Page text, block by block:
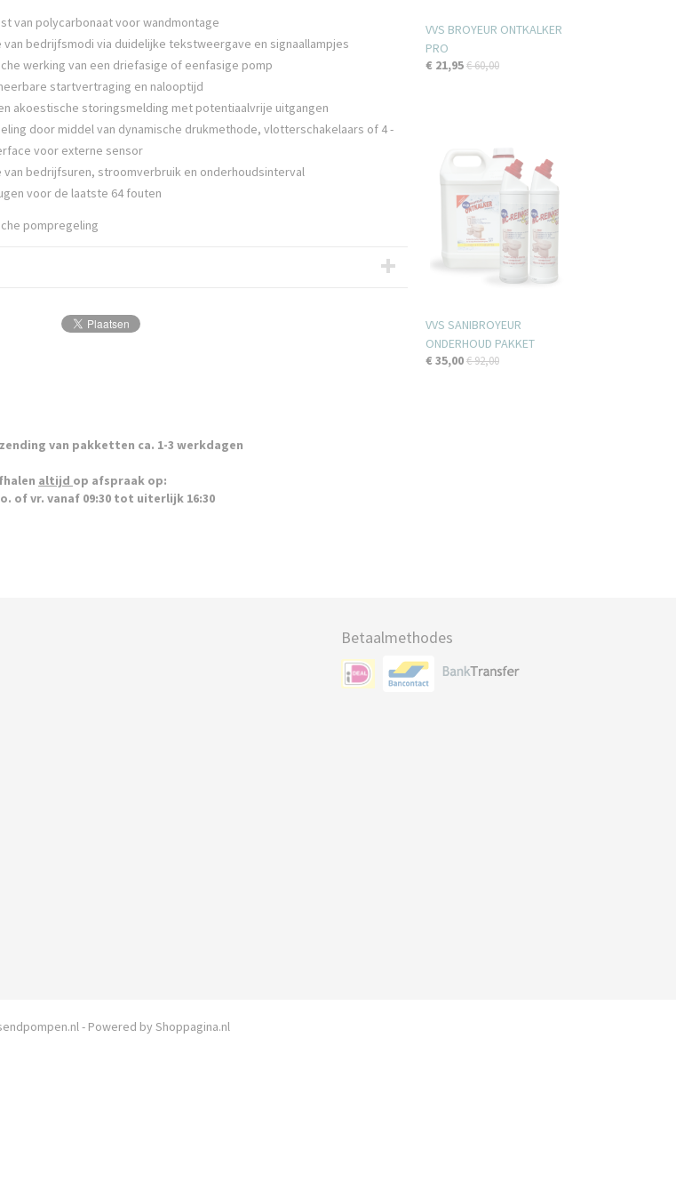
van polycarbonaat voor wandmontage
van bedrijfsmodi via duidelijke tekstweergave en signaallampjes
werking van een driefasige of eenfasige pomp
startvertraging en nalooptijd
akoestische storingsmelding met potentiaalvrije uitgangen
door middel van dynamische drukmethode, vlotterschakelaars of 4 -
voor externe sensor
van bedrijfsuren, stroomverbruik en onderhoudsinterval
voor de laatste 64 fouten
pompregeling
VVS BROYEUR ONTKALKER
PRO
€ 21,95€ 60,00
VVS SANIBROYEUR
ONDERHOUD PAKKET
€ 35,00€ 92,00
van pakketten ca. 1-3 werkdagen
altijd op afspraak op:
of vr. vanaf 09:30 tot uiterlijk 16:30
Betaalmethodes
- Powered by Shoppagina.nl